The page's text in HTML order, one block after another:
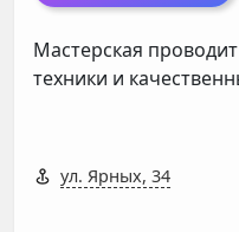
Мастерская
техники и
ул. Ярных, 34